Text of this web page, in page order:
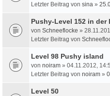
Letzter Beitrag von sina »
Pushy-Level 152 in der
von Schneeflocke »
Letzter Beitrag von
Level 98 Pushy island
von noiram » 04.11.2012,
Letzter Beitrag von noiram »
Level 50